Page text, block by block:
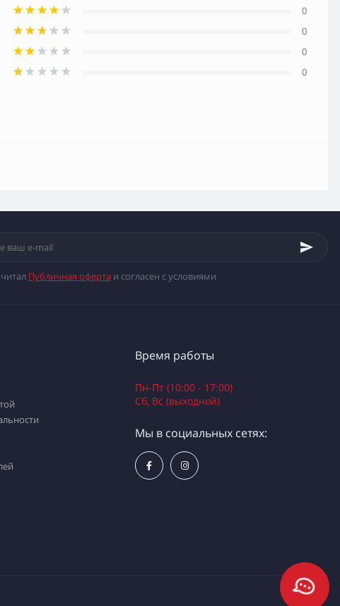
0
0
0
0
Публичная офертаи согласен с условиями
Время работы
Пн-Пт (10:00 - 17:00)
Сб, Вс (выходной)
Мы в социальных сетях: